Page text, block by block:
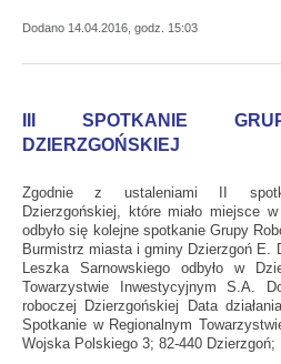
Dodano 14.04.2016, godz. 15:03
III SPOTKANIE
DZIERZGOŃSKIEJ
Zgodnie z ustaleniami II
Dzierzgońskiej, które miało miejsce
odbyło się kolejne spotkanie Grupy
Burmistrz miasta i gminy Dzierzgoń E.
Leszka Sarnowskiego odbyło w
Towarzystwie Inwestycyjnym S.A.
roboczej Dzierzgońskiej Data
Spotkanie w Regionalnym
Wojska Polskiego 3; 82-440 Dzierzgoń;